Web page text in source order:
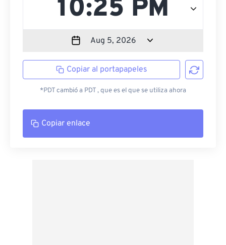
Copiar al portapapeles
*PDT cambió a PDT , que es el que se utiliza ahora
Copiar enlace